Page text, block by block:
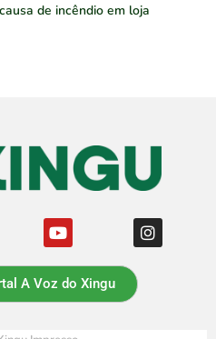
de incêndio em loja
A Voz do Xingu